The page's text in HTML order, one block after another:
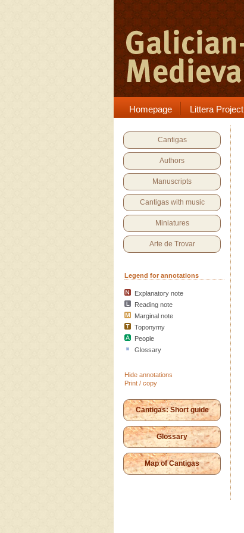
Homepage Littera Project
Cantigas
Authors
Manuscripts
Cantigas with music
Miniatures
Arte de Trovar
Legend for annotations
Explanatory note
Reading note
Marginal note
Toponymy
People
Glossary
Hide annotations
Print / copy
Cantigas: Short guide
Glossary
Map of Cantigas